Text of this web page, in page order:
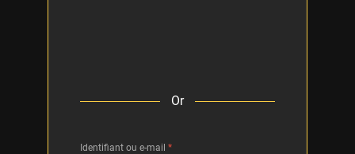
Or
Identifiant ou e-mail *